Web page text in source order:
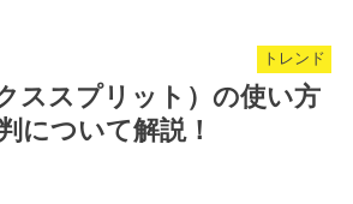
トレンド
ススプリット）の使い方
について解説！